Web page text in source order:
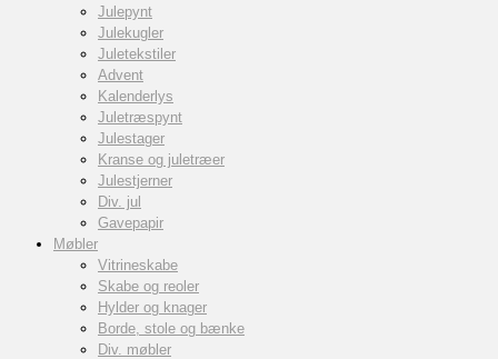
Julepynt
Julekugler
Juletekstiler
Advent
Kalenderlys
Juletræspynt
Julestager
Kranse og juletræer
Julestjerner
Div. jul
Gavepapir
Møbler
Vitrineskabe
Skabe og reoler
Hylder og knager
Borde, stole og bænke
Div. møbler